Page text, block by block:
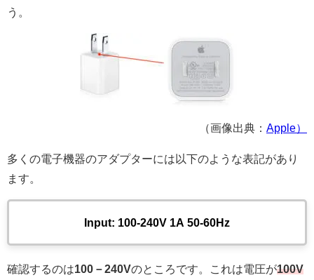
う。
（画像出典： Apple）
多くの電子機器のアダプターには以下のような表記があり
ます。
Input: 100-240V 1A 50-60Hz
確認するのは100－240Vのところです。これは電圧が100V